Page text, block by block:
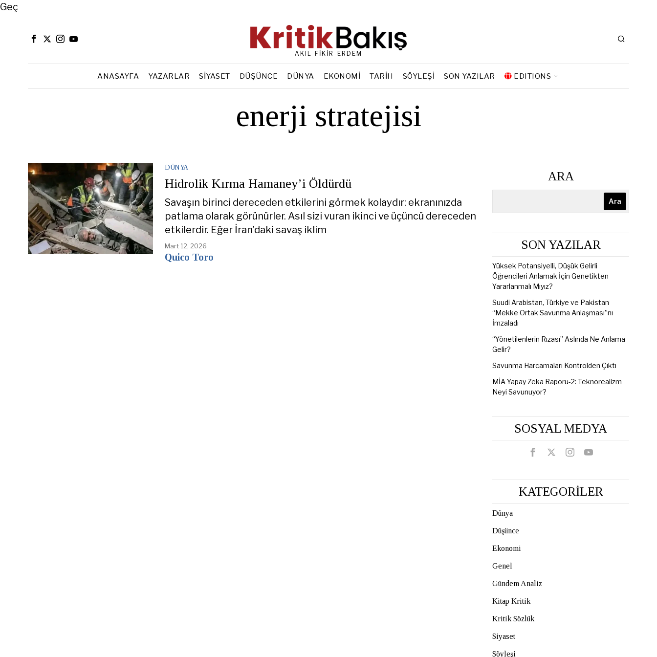
Close
Geç
AKIL-FİKİR-ERDEM
ANASAYFA YAZARLAR SIYASET DÜŞÜNCE DÜNYA EKONOMI TARIH SÖYLEŞI SON YAZILAR EDITIONS
enerji stratejisi
DÜNYA
Hidrolik Kırma Hamaney’i Öldürdü
Savaşın birinci dereceden etkilerini görmek kolaydır: ekranınızda
patlama olarak görünürler. Asıl sizi vuran ikinci ve üçüncü dereceden
etkilerdir. Eğer İran’daki savaş iklim
Mart 12, 2026
Quico Toro
ARA
Ara
SON YAZILAR
Yüksek Potansiyelli, Düşük Gelirli
Öğrencileri Anlamak İçin Genetikten
Yararlanmalı Mıyız?
Suudi Arabistan, Türkiye ve Pakistan
“Mekke Ortak Savunma Anlaşması”nı
İmzaladı
“Yönetilenlerin Rızası” Aslında Ne Anlama
Gelir?
Savunma Harcamaları Kontrolden Çıktı
MİA Yapay Zeka Raporu-2: Teknorealizm
Neyi Savunuyor?
SOSYAL MEDYA
KATEGORİLER
Dünya
Düşünce
Ekonomi
Genel
Gündem Analiz
Kitap Kritik
Kritik Sözlük
Siyaset
Söyleşi